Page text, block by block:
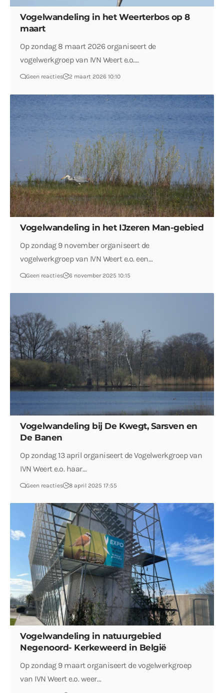
Vogelwandeling in het Weerterbos op 8
maart
Op zondag 8 maart 2026 organiseert de
vogelwerkgroep van IVN Weert e.o.…
Geen reacties 2 maart 2026 10:10
Vogelwandeling in het IJzeren Man-gebied
Op zondag 9 november organiseert de
vogelwerkgroep van IVN Weert e.o. een…
Geen reacties 6 november 2025 10:15
Vogelwandeling bij De Kwegt, Sarsven en
De Banen
Op zondag 13 april organiseert de Vogelwerkgroep van
IVN Weert e.o. haar…
Geen reacties 8 april 2025 17:55
Vogelwandeling in natuurgebied
Negenoord- Kerkeweerd in België
Op zondag 9 maart organiseert de vogelwerkgroep
van IVN Weert e.o. weer…